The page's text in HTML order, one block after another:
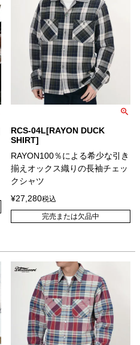
RCS-04L[RAYON DUCK
SHIRT]
RAYON100％による希少な引き
揃えオックス織りの長袖チェッ
クシャツ
¥27,280税込
完売または欠品中